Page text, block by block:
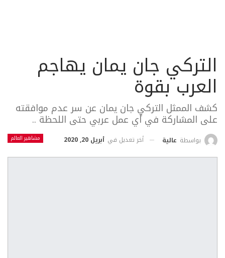
التركي جان يمان يهاجم
العرب بقوة
كشف الممثل التركي جان يمان عن سر عدم موافقته
على المشاركة في أي عمل عربي حتى اللحظة ..
مشاهير العالم بواسطة عالية أخر تعديل في أبريل 20, 2020